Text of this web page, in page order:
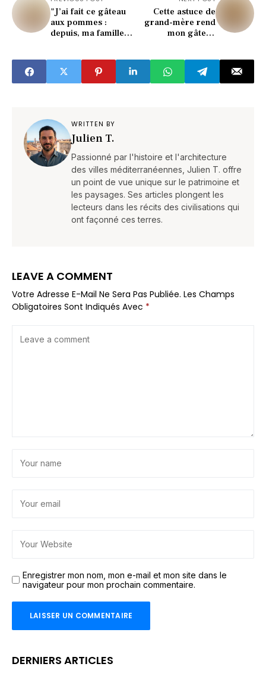
"J’ai fait ce gâteau
aux pommes :
depuis, ma famille
Cette astuce de
grand-mère rend
mon gâteau
WRITTEN BY
Julien T.
Passionné par l'histoire et l'architecture
des villes méditerranéennes, Julien T. offre
un point de vue unique sur le patrimoine et
les paysages. Ses articles plongent les
lecteurs dans les récits des civilisations qui
ont façonné ces terres.
LEAVE A COMMENT
Votre Adresse E-Mail Ne Sera Pas Publiée. Les Champs
Obligatoires Sont Indiqués Avec *
Enregistrer mon nom, mon e-mail et mon site dans le
navigateur pour mon prochain commentaire.
DERNIERS ARTICLES